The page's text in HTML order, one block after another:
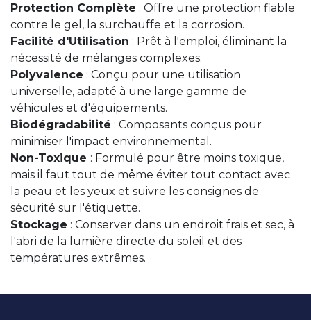
Protection Complète : Offre une protection fiable
contre le gel, la surchauffe et la corrosion.
Facilité d'Utilisation : Prêt à l'emploi, éliminant la
nécessité de mélanges complexes.
Polyvalence : Conçu pour une utilisation
universelle, adapté à une large gamme de
véhicules et d'équipements.
Biodégradabilité : Composants conçus pour
minimiser l'impact environnemental.
Non-Toxique : Formulé pour être moins toxique,
mais il faut tout de même éviter tout contact avec
la peau et les yeux et suivre les consignes de
sécurité sur l'étiquette.
Stockage : Conserver dans un endroit frais et sec, à
l'abri de la lumière directe du soleil et des
températures extrêmes.